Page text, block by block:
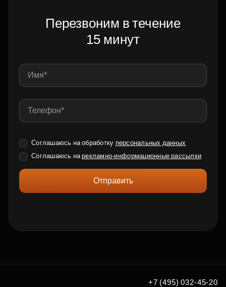
Перезвоним в течение
15 минут
Соглашаюсь на обработку персональных данных
Соглашаюсь нарекламно-информационные рассылки
Отправить
+7 (495) 032-45-20